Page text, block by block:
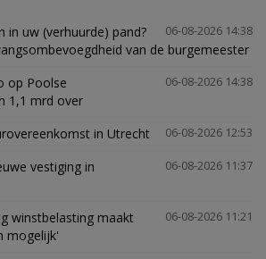
06-08-2026 14:38
in uw (verhuurde) pand?
van de burgemeester
06-08-2026 14:38
op Poolse
1,1 mrd over
06-08-2026 12:53
in Utrecht
06-08-2026 11:37
vestiging in
06-08-2026 11:21
winstbelasting maakt
mogelijk'